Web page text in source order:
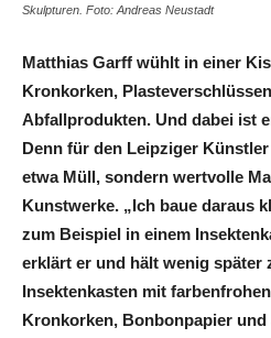
Skulpturen. Foto: Andreas Neustadt
Matthias Garff wühlt in einer
Kronkorken,
Abfallprodukten. Und dabei ist
Denn für den Leipziger
etwa Müll, sondern wertvolle
Kunstwerke. „Ich baue daraus
zum Beispiel in einem
erklärt er und hält wenig später
Insektenkasten mit
Kronkorken, Bonbonpapier